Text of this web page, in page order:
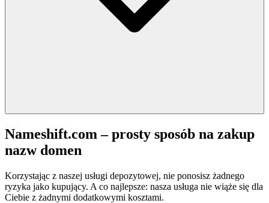
Nameshift.com – prosty sposób na zakup
nazw domen
Korzystając z naszej usługi depozytowej, nie ponosisz żadnego
ryzyka jako kupujący. A co najlepsze: nasza usługa nie wiąże się dla
Ciebie z żadnymi dodatkowymi kosztami.